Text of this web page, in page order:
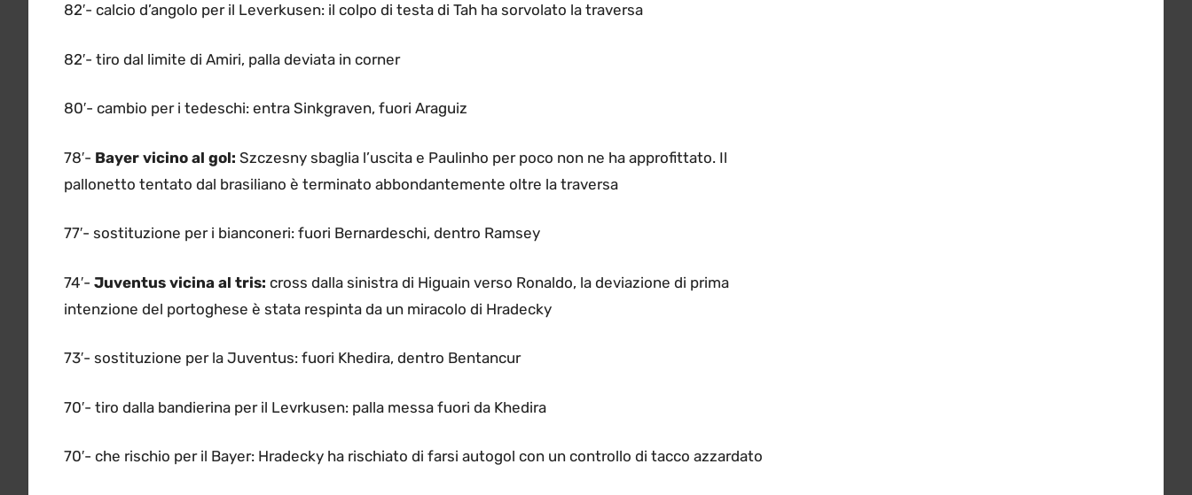
82′- calcio d’angolo per il Leverkusen: il colpo di testa di Tah ha sorvolato la traversa
82′- tiro dal limite di Amiri, palla deviata in corner
80′- cambio per i tedeschi: entra Sinkgraven, fuori Araguiz
78′- Bayer vicino al gol: Szczesny sbaglia l’uscita e Paulinho per poco non ne ha approfittato. Il
pallonetto tentato dal brasiliano è terminato abbondantemente oltre la traversa
77′- sostituzione per i bianconeri: fuori Bernardeschi, dentro Ramsey
74′- Juventus vicina al tris: cross dalla sinistra di Higuain verso Ronaldo, la deviazione di prima
intenzione del portoghese è stata respinta da un miracolo di Hradecky
73′- sostituzione per la Juventus: fuori Khedira, dentro Bentancur
70′- tiro dalla bandierina per il Levrkusen: palla messa fuori da Khedira
70′- che rischio per il Bayer: Hradecky ha rischiato di farsi autogol con un controllo di tacco azzardato